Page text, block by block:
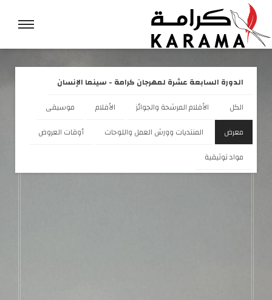
الدورة السابعة عشرة لمهرجان كرامة - سينما الإنسان
الكل
الأفلام المرشحة والجوائز الأفلام
موسيقى
معرض
المنتديات وورش العمل واللوحات
أوقات العروض
مواد توثيقية